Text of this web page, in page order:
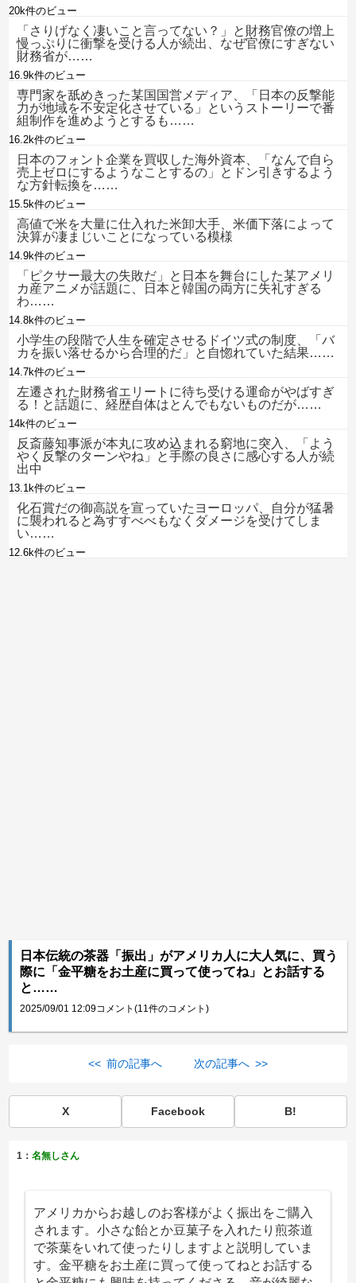
20k件のビュー
「さりげなく凄いこと言ってない？」と財務官僚の増上
慢っぷりに衝撃を受ける人が続出、なぜ官僚にすぎない
財務省が……
16.9k件のビュー
専門家を舐めきった某国国営メディア、「日本の反撃能
力が地域を不安定化させている」というストーリーで番
組制作を進めようとするも……
16.2k件のビュー
日本のフォント企業を買収した海外資本、「なんで自ら
売上ゼロにするようなことするの」とドン引きするよう
な方針転換を……
15.5k件のビュー
高値で米を大量に仕入れた米卸大手、米価下落によって
決算が凄まじいことになっている模様
14.9k件のビュー
「ピクサー最大の失敗だ」と日本を舞台にした某アメリ
カ産アニメが話題に、日本と韓国の両方に失礼すぎる
わ……
14.8k件のビュー
小学生の段階で人生を確定させるドイツ式の制度、「バ
カを振い落せるから合理的だ」と自惚れていた結果……
14.7k件のビュー
左遷された財務省エリートに待ち受ける運命がやばすぎ
る！と話題に、経歴自体はとんでもないものだが……
14k件のビュー
反斎藤知事派が本丸に攻め込まれる窮地に突入、「よう
やく反撃のターンやね」と手際の良さに感心する人が続
出中
13.1k件のビュー
化石賞だの御高説を宣っていたヨーロッパ、自分が猛暑
に襲われると為すすべべもなくダメージを受けてしま
い……
12.6k件のビュー
日本伝統の茶器「振出」がアメリカ人に大人気に、買う
際に「金平糖をお土産に買って使ってね」とお話する
と……
2025/09/01 12:09コメント(11件のコメント)
<< 前の記事へ 次の記事へ >>
X Facebook B!
1：名無しさん
アメリカからお越しのお客様がよく振出をご購入
されます。小さな飴とか豆菓子を入れたり煎茶道
で茶葉をいれて使ったりしますよと説明していま
す。金平糖をお土産に買って使ってねとお話する